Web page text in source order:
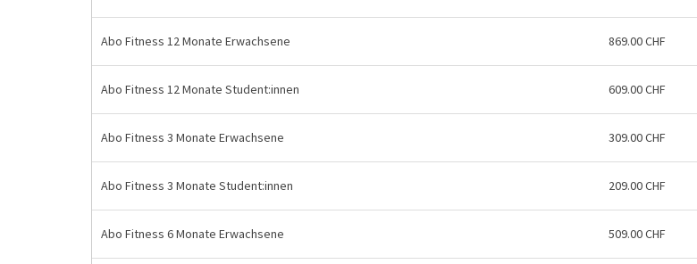
Abo Fitness 12 Monate Erwachsene 869.00 CHF
Abo Fitness 12 Monate Student:innen 609.00 CHF
Abo Fitness 3 Monate Erwachsene 309.00 CHF
Abo Fitness 3 Monate Student:innen 209.00 CHF
Abo Fitness 6 Monate Erwachsene 509.00 CHF